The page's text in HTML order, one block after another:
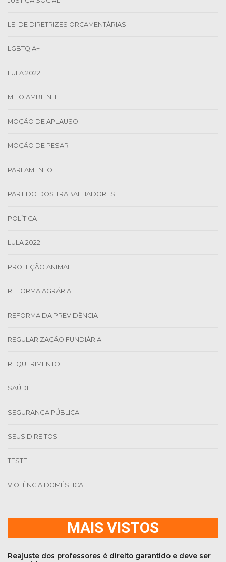
LEI DE DIRETRIZES ORCAMENTÁRIAS
LGBTQIA+
LULA 2022
MEIO AMBIENTE
MOÇÃO DE APLAUSO
MOÇÃO DE PESAR
PARLAMENTO
PARTIDO DOS TRABALHADORES
POLÍTICA
LULA 2022
PROTEÇÃO ANIMAL
REFORMA AGRÁRIA
REFORMA DA PREVIDÊNCIA
REGULARIZAÇÃO FUNDIÁRIA
REQUERIMENTO
SAÚDE
SEGURANÇA PÚBLICA
SEUS DIREITOS
TESTE
VIOLÊNCIA DOMÉSTICA
MAIS VISTOS
Reajuste dos professores é direito garantido e deve ser